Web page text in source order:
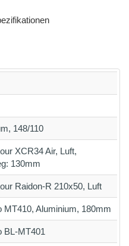
148/110
XCR34 Air, Luft,
130mm
Raidon-R 210x50, Luft
MT410, Aluminium, 180mm
BL-MT401